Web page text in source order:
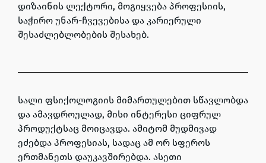
დიზაინის ლექტორი, მოგიყვება პროფესიის,
საჭირო უნარ-ჩვევებისა და კარიერული
შესაძლებლობების შესახებ.
სალი ფსიქოლოგიის მიმართულებით სწავლობდა
და ამავდროულად, მისი ინტერესი ციფრულ
პროდუქტსაც მოიცავდა. ამიტომ მუდმივად
ეძებდა პროფესიას, სადაც ამ ორ სფეროს
ერთმანეთს დაუკავშირებდა. ასეთი